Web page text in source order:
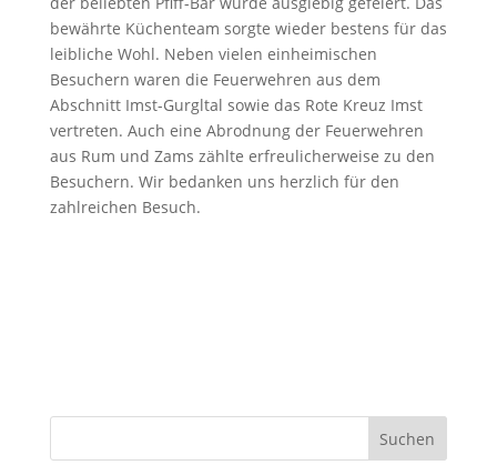
bewährte Küchenteam sorgte wieder bestens für das
leibliche Wohl. Neben vielen einheimischen
Besuchern waren die Feuerwehren aus dem
Abschnitt Imst-Gurgltal sowie das Rote Kreuz Imst
vertreten. Auch eine Abrodnung der Feuerwehren
aus Rum und Zams zählte erfreulicherweise zu den
Besuchern. Wir bedanken uns herzlich für den
zahlreichen Besuch.